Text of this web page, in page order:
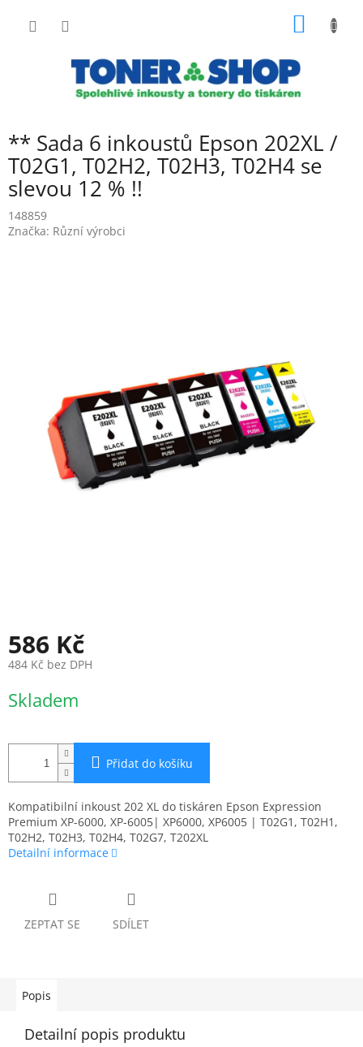
** Sada 6 inkoustů Epson 202XL /
T02G1, T02H2, T02H3, T02H4 se
slevou 12 % !!
148859
Značka: Různí výrobci
586 Kč
484 Kč bez DPH
cena:
Skladem
Přidat do košíku
Kompatibilní inkoust 202 XL do tiskáren Epson Expression
Premium XP-6000, XP-6005| XP6000, XP6005 | T02G1, T02H1,
T02H2, T02H3, T02H4, T02G7, T202XL
Detailní informace
ZEPTAT SE SDÍLET
Popis
Detailní popis produktu